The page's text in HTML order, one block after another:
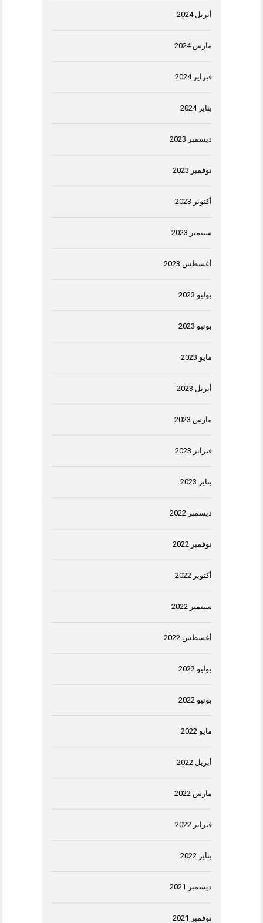
أبريل 2024
مارس 2024
فبراير 2024
يناير 2024
ديسمبر 2023
نوفمبر 2023
أكتوبر 2023
سبتمبر 2023
أغسطس 2023
يوليو 2023
يونيو 2023
مايو 2023
أبريل 2023
مارس 2023
فبراير 2023
يناير 2023
ديسمبر 2022
نوفمبر 2022
أكتوبر 2022
سبتمبر 2022
أغسطس 2022
يوليو 2022
يونيو 2022
مايو 2022
أبريل 2022
مارس 2022
فبراير 2022
يناير 2022
ديسمبر 2021
نوفمبر 2021